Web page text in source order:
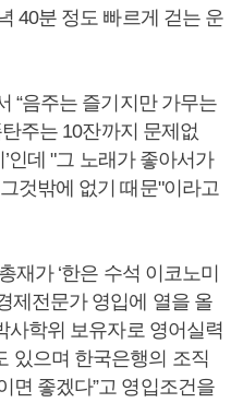
40분 정도 빠르게 걷는 운
“음주는 즐기지만 가무는
주는 10잔까지 문제없
인데 "그 노래가 좋아서가
것밖에 없기 때문"이라고
재가 ‘한은 수석 이코노미
제전문가 영입에 열을 올
사학위 보유자로 영어실력
있으며 한국은행의 조직
면 좋겠다”고 영입조건을